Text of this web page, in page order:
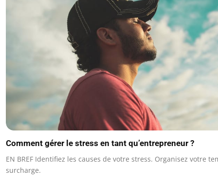
Comment gérer le stress en tant qu’entrepreneur ?
EN BREF Identifiez les causes de votre stress. Organisez votre
surcharge.